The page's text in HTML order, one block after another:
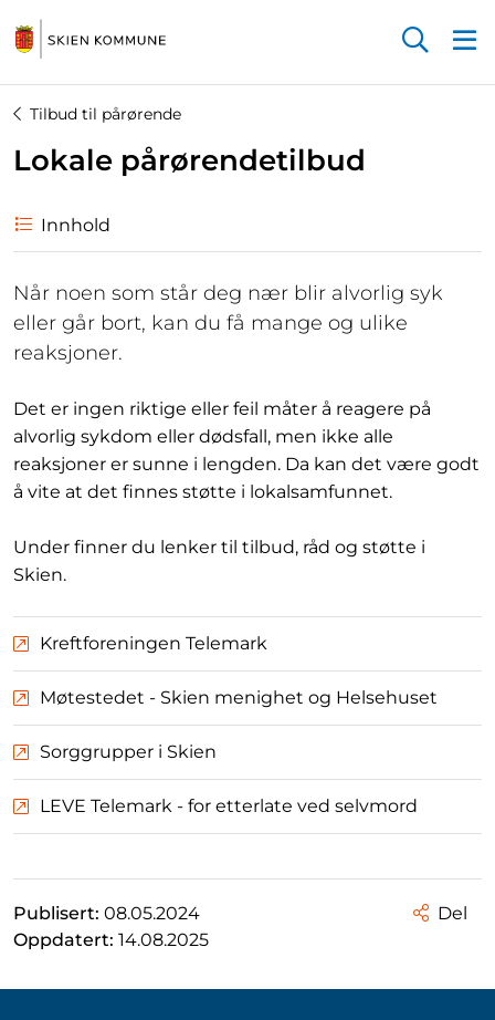
Tilbud til pårørende
Lokale pårørendetilbud
Innhold
Når noen som står deg nær blir alvorlig syk
eller går bort, kan du få mange og ulike
reaksjoner.
Det er ingen riktige eller feil måter å reagere på
alvorlig sykdom eller dødsfall, men ikke alle
reaksjoner er sunne i lengden. Da kan det være godt
å vite at det finnes støtte i lokalsamfunnet.
Under finner du lenker til tilbud, råd og støtte i
Skien.
Kreftforeningen Telemark
Møtestedet - Skien menighet og Helsehuset
Sorggrupper i Skien
LEVE Telemark - for etterlate ved selvmord
Publisert: 08.05.2024
Oppdatert: 14.08.2025
Del